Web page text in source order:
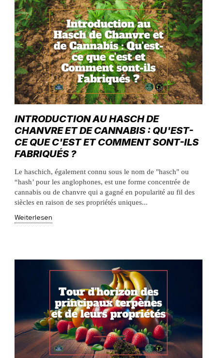
INTRODUCTION AU HASCH DE
CHANVRE ET DE CANNABIS : QU'EST-
CE QUE C'EST ET COMMENT SONT-ILS
FABRIQUÉS ?
Le haschich, également connu sous le nom de "hasch" ou
“hash’ pour les anglophones, est une forme concentrée de
cannabis ou de chanvre qui a gagné en popularité au fil des
siècles en raison de ses propriétés uniques...
Weiterlesen